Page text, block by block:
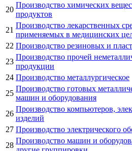
20
Производство химических
продуктов
21
Производство лекарственных
применяемых в медицинских
22 Производство резиновых и
23
Производство прочей
продукции
24 Производство металлургическое
25
Производство готовых
машин и оборудования
26
Производство компьютеров,
изделий
27 Производство электрического
28
Производство машин и